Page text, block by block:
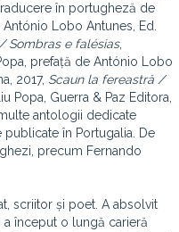
în portugheză de
Lobo Antunes, Ed.
Sombras e falésias,
prefață de António Lobo
2017, Scaun la fereastră /
Popa, Guerra & Paz Editora,
antologii dedicate
publicate în Portugalia. De
precum Fernando
scriitor și poet. A absolvit
a început o lungă carieră